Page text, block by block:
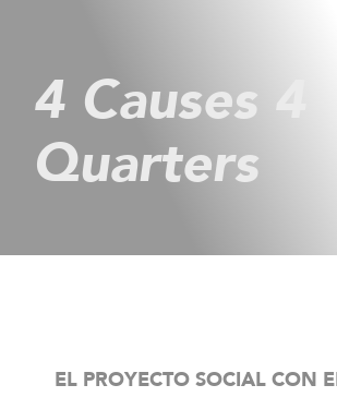
4 Causes 4
Quarters
EL PROYECTO SOCIAL CON